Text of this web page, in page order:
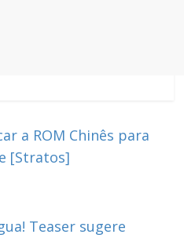
a ROM Chinês para
[Stratos]
Teaser sugere